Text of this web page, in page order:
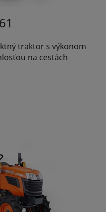
traktor s výkonom
na cestách